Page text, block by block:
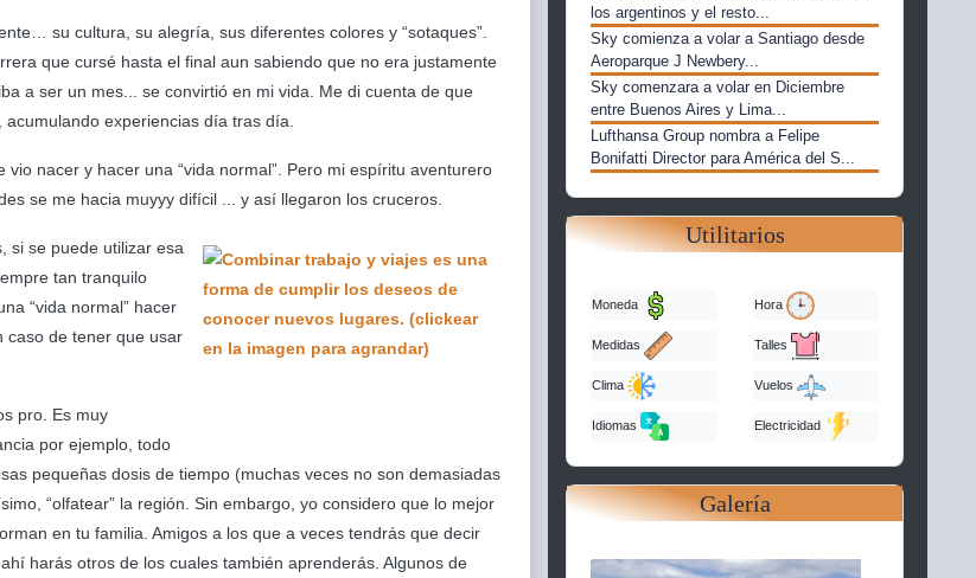
su cultura, su alegría, sus diferentes colores y “sotaques”.
que cursé hasta el final aun sabiendo que no era justamente
a ser un mes... se convirtió en mi vida. Me di cuenta de que
experiencias día tras día.
nacer y hacer una “vida normal”. Pero mi espíritu aventurero
se me hacia muyyy difícil ... y así llegaron los cruceros.
si se puede utilizar esa
tan tranquilo
“vida normal” hacer
caso de tener que usar
pro. Es muy
por ejemplo, todo
pequeñas dosis de tiempo (muchas veces no son demasiadas
“olfatear” la región. Sin embargo, yo considero que lo mejor
en tu familia. Amigos a los que a veces tendrás que decir
harás otros de los cuales también aprenderás. Algunos de
los argentinos y el resto...
Sky comienza a volar a Santiago desde
Aeroparque J Newbery...
Sky comenzara a volar en Diciembre
entre Buenos Aires y Lima...
Lufthansa Group nombra a Felipe
Bonifatti Director para América del S...
Utilitarios
Moneda
Medidas
Clima
Idiomas
Hora
Talles
Vuelos
Electricidad
Galería